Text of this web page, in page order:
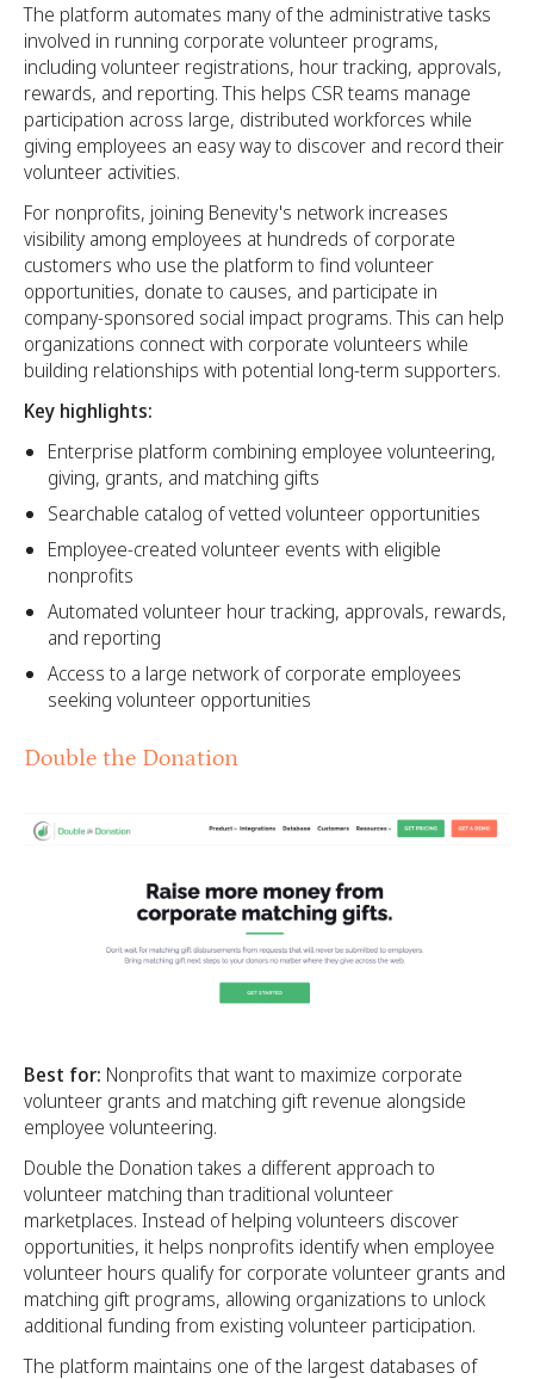
The platform automates many of the administrative tasks
involved in running corporate volunteer programs,
including volunteer registrations, hour tracking, approvals,
rewards, and reporting. This helps CSR teams manage
participation across large, distributed workforces while
giving employees an easy way to discover and record their
volunteer activities.
For nonprofits, joining Benevity's network increases
visibility among employees at hundreds of corporate
customers who use the platform to find volunteer
opportunities, donate to causes, and participate in
company-sponsored social impact programs. This can help
organizations connect with corporate volunteers while
building relationships with potential long-term supporters.
Key highlights:
Enterprise platform combining employee volunteering,
giving, grants, and matching gifts
Searchable catalog of vetted volunteer opportunities
Employee-created volunteer events with eligible
nonprofits
Automated volunteer hour tracking, approvals, rewards,
and reporting
Access to a large network of corporate employees
seeking volunteer opportunities
Double the Donation
Best for: Nonprofits that want to maximize corporate
volunteer grants and matching gift revenue alongside
employee volunteering.
Double the Donation takes a different approach to
volunteer matching than traditional volunteer
marketplaces. Instead of helping volunteers discover
opportunities, it helps nonprofits identify when employee
volunteer hours qualify for corporate volunteer grants and
matching gift programs, allowing organizations to unlock
additional funding from existing volunteer participation.
The platform maintains one of the largest databases of